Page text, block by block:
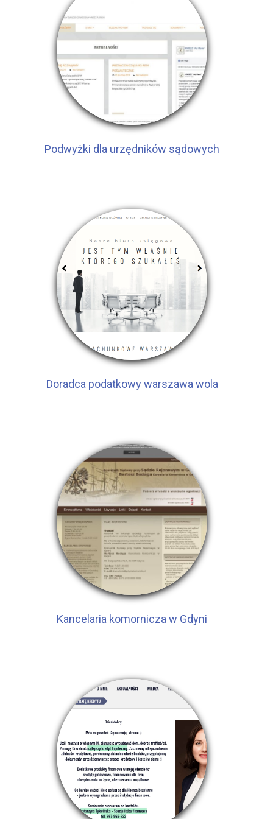
Podwyżki dla urzędników sądowych
Doradca podatkowy warszawa wola
Kancelaria komornicza w Gdyni